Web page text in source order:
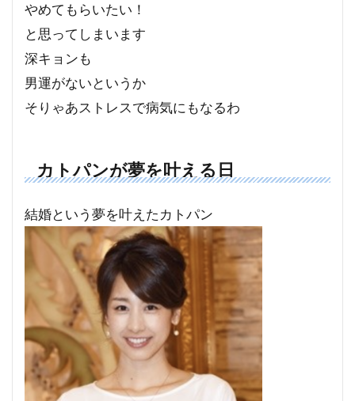
やめてもらいたい！
と思ってしまいます
深キョンも
男運がないというか
そりゃあストレスで病気にもなるわ
カトパンが夢を叶える日
結婚という夢を叶えたカトパン